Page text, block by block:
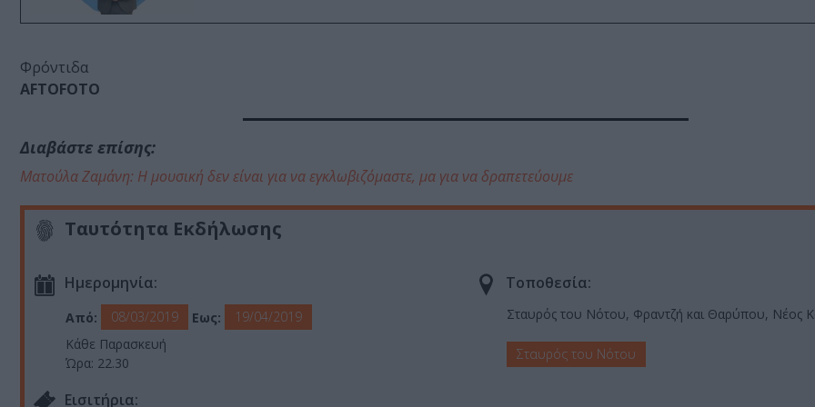
Φρόντιδα
AFTOFOTO
Διαβάστε επίσης:
Ματούλα Ζαμάνη: Η μουσική δεν είναι για να εγκλωβιζόμαστε, μα για να δραπετεύουμε
Ταυτότητα Εκδήλωσης
Ημερομηνία:
Από: 08/03/2019 Εως:
19/04/2019
Κάθε Παρασκευή
Ώρα: 22.30
Τοποθεσία:
Σταυρός του Νότου, Φραντζή και Θαρύπου, Νέος
Σταυρός του Νότου
Eισιτήρια: